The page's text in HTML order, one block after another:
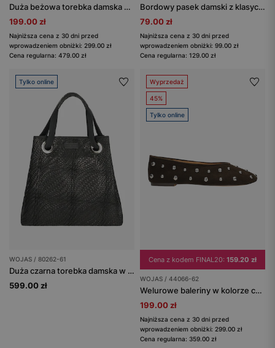
Duża beżowa torebka damska hobo
199.00 zł
Najniższa cena z 30 dni przed
wprowadzeniem obniżki: 299.00 zł
Cena regularna: 479.00 zł
Bordowy pasek damski z klasyczną klamrą
79.00 zł
Najniższa cena z 30 dni przed
wprowadzeniem obniżki: 99.00 zł
Cena regularna: 129.00 zł
Tylko online
WOJAS / 80262-61
Duża czarna torebka damska w pleciony wzór
599.00 zł
Wyprzedaż
45%
Tylko online
Cena z kodem FINAL20: 159.20 zł
WOJAS / 44066-62
Welurowe baleriny w kolorze czekoladowym z ćwiekami
199.00 zł
Najniższa cena z 30 dni przed
wprowadzeniem obniżki: 299.00 zł
Cena regularna: 359.00 zł